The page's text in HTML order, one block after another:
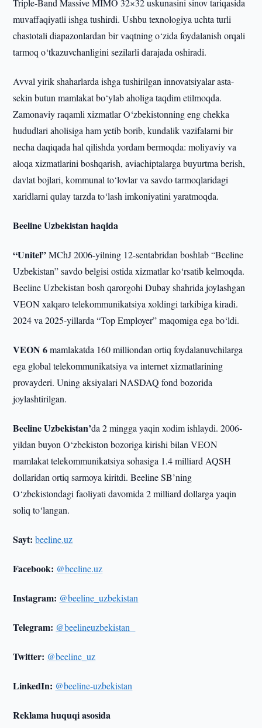
Triple-Band Massive MIMO 32×32 uskunasini sinov tariqasida
muvaffaqiyatli ishga tushirdi. Ushbu texnologiya uchta turli
chastotali diapazonlardan bir vaqtning o‘zida foydalanish orqali
tarmoq o‘tkazuvchanligini sezilarli darajada oshiradi.
Avval yirik shaharlarda ishga tushirilgan innovatsiyalar asta-
sekin butun mamlakat bo‘ylab aholiga taqdim etilmoqda.
Zamonaviy raqamli xizmatlar O‘zbekistonning eng chekka
hududlari aholisiga ham yetib borib, kundalik vazifalarni bir
necha daqiqada hal qilishda yordam bermoqda: moliyaviy va
aloqa xizmatlarini boshqarish, aviachiptalarga buyurtma berish,
davlat bojlari, kommunal to‘lovlar va savdo tarmoqlaridagi
xaridlarni qulay tarzda to‘lash imkoniyatini yaratmoqda.
Beeline Uzbekistan haqida
“Unitel”MChJ 2006-yilning 12-sentabridan boshlab “Beeline
Uzbekistan” savdo belgisi ostida xizmatlar ko‘rsatib kelmoqda.
Beeline Uzbekistan bosh qarorgohi Dubay shahrida joylashgan
VEON xalqaro telekommunikatsiya xoldingi tarkibiga kiradi.
2024 va 2025-yillarda “Top Employer” maqomiga ega bo‘ldi.
VEON 6mamlakatda 160 milliondan ortiq foydalanuvchilarga
ega global telekommunikatsiya va internet xizmatlarining
provayderi. Uning aksiyalari NASDAQ fond bozorida
joylashtirilgan.
Beeline Uzbekistan’da 2 mingga yaqin xodim ishlaydi. 2006-
yildan buyon O‘zbekiston bozoriga kirishi bilan VEON
mamlakat telekommunikatsiya sohasiga 1.4 milliard AQSH
dollaridan ortiq sarmoya kiritdi. Beeline SB’ning
O‘zbekistondagi faoliyati davomida 2 milliard dollarga yaqin
soliq to‘langan.
Sayt: beeline.uz
Facebook: @beeline.uz
Instagram: @beeline_uzbekistan
Telegram: @beelineuzbekistan
Twitter: @beeline_uz
LinkedIn: @beeline-uzbekistan
Reklama huquqi asosida